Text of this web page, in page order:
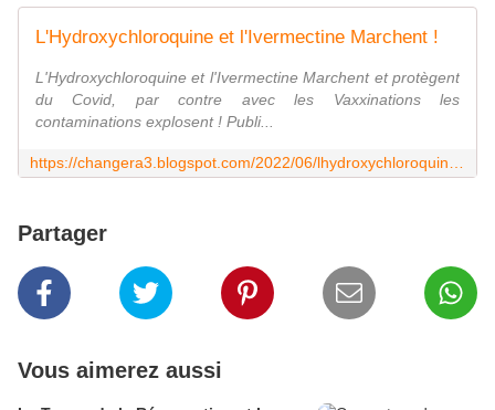
L'Hydroxychloroquine et l'Ivermectine Marchent !
L'Hydroxychloroquine et l'Ivermectine Marchent et protègent
du Covid, par contre avec les Vaxxinations les
contaminations explosent ! Publi...
Partager
Vous aimerez aussi